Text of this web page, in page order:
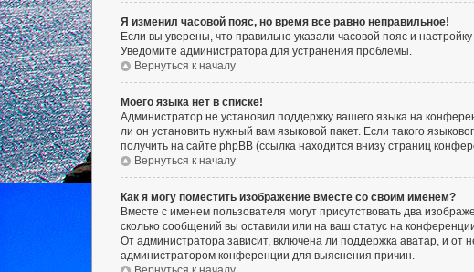
Я изменил часовой пояс, но время все равно неправильное!
Если вы уверены, что правильно указали часовой пояс и
Уведомите администратора для устранения проблемы.
Вернуться к началу
Моего языка нет в списке!
Администратор не установил поддержку вашего языка на
ли он установить нужный вам языковой пакет. Если такого
получить на сайте phpBB (ссылка находится внизу страниц
Вернуться к началу
Как я могу поместить изображение вместе со своим именем?
Вместе с именем пользователя могут присутствовать два
сколько сообщений вы оставили или на ваш статус на
От администратора зависит, включена ли поддержка аватар, и от
администратором конференции для выяснения причин.